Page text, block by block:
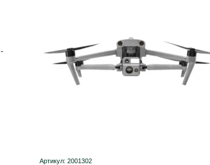
Артикул: 2001302